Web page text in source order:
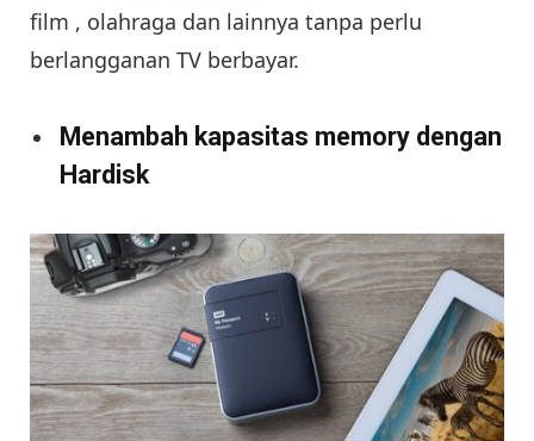
film , olahraga dan lainnya tanpa perlu
berlangganan TV berbayar.
Menambah kapasitas memory dengan
Hardisk